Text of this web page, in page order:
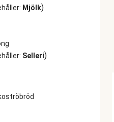
Mjölk)
Selleri)